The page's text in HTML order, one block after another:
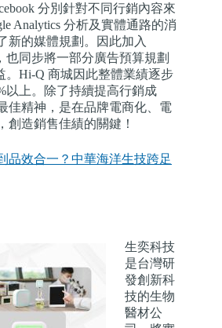
分別針對不同行銷內容來
Analytics 分析及實體通路的消
新的媒體規劃。因此加入
也同步將一部分廣告預算規劃
。Hi-Q 商城因此整體業績逐步
以上。除了持續提高行銷成
佳精神，是在品牌電商化、電
創造銷售佳績的關鍵！
品效合一？中華海洋生技跨足
生奕科技
是台灣研
發創新科
技的生物
醫材公